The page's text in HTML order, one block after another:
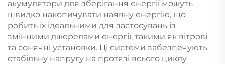
акумулятори для зберігання енергії можуть
швидко накопичувати наявну енергію, що
робить їх ідеальними для застосувань із
змінними джерелами енергії, такими як вітрові
та сонячні установки. Ці системи забезпечують
стабільну напругу на протязі всього циклу